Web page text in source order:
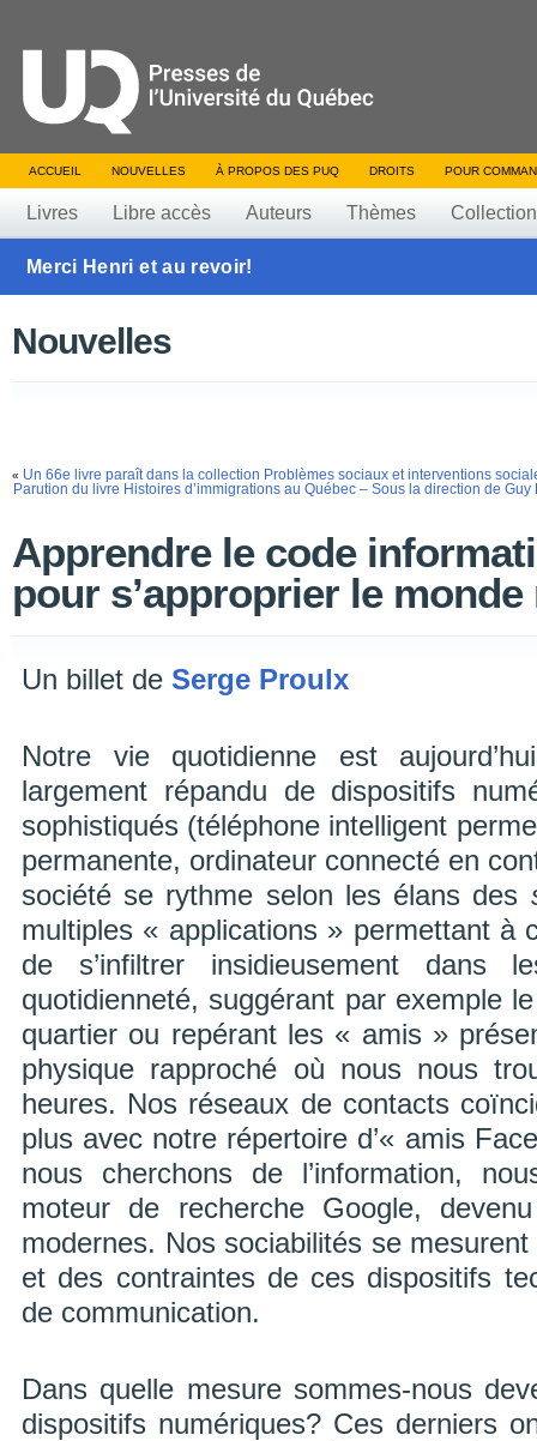
ACCUEIL NOUVELLES À PROPOS DES PUQ DROITS POUR
Livres Libre accès Auteurs Thèmes
Merci Henri et au revoir!
Nouvelles
« Un 66e livre paraît dans la collection Problèmes sociaux et interventions
Parution du livre Histoires d’immigrations au Québec – Sous la direction de
Apprendre le code
pour s’approprier le
Un billet de Serge Proulx
Notre vie quotidienne est
largement répandu de dispositifs
sophistiqués (téléphone intelligent
permanente, ordinateur connecté en
société se rythme selon les élans des
multiples « applications » permettant à
de s’infiltrer insidieusement dans
quotidienneté, suggérant par exemple
quartier ou repérant les « amis »
physique rapproché où nous nous
heures. Nos réseaux de contacts
plus avec notre répertoire d’« amis
nous cherchons de l’information,
moteur de recherche Google,
modernes. Nos sociabilités se mesurent
et des contraintes de ces dispositifs
de communication.
Dans quelle mesure sommes-nous
dispositifs numériques? Ces derniers